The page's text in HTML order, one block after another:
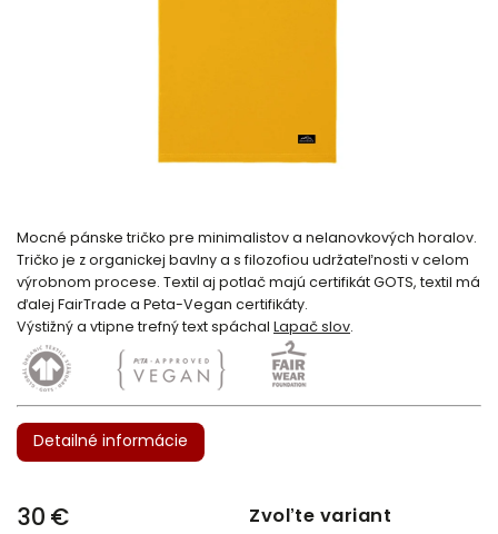
Mocné pánske tričko pre minimalistov a nelanovkových horalov.
Tričko je z organickej bavlny a s filozofiou udržateľnosti v celom
výrobnom procese. Textil aj potlač majú certifikát GOTS, textil má
ďalej FairTrade a Peta-Vegan certifikáty.
Výstižný a vtipne trefný text spáchal Lapač slov.
Detailné informácie
30 € Zvoľte variant